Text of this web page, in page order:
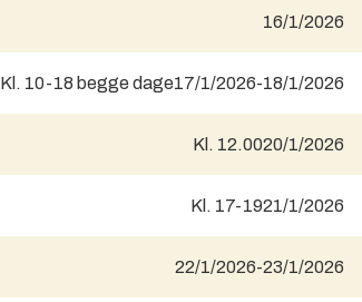
16/1/2026
Kl. 10-18 begge dage17/1/2026-18/1/2026
Kl. 12.0020/1/2026
Kl. 17-1921/1/2026
22/1/2026-23/1/2026